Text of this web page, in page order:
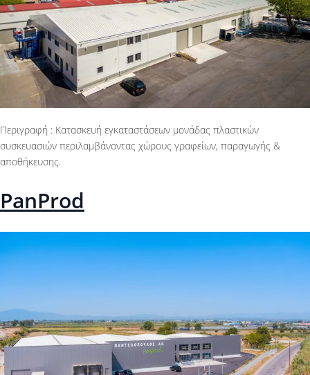
Περιγραφή : Κατασκευή εγκαταστάσεων μονάδας πλαστικών
συσκευασιών περιλαμβάνοντας χώρους γραφείων, παραγωγής &
αποθήκευσης.
PanProd